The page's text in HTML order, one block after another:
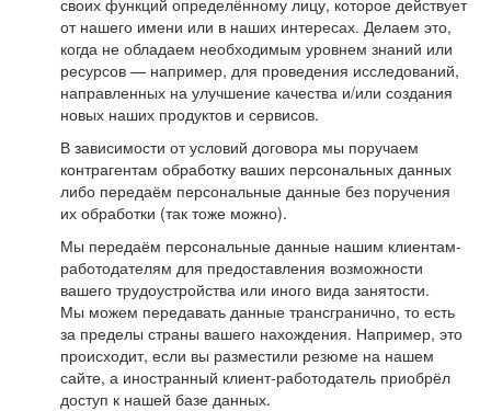
своих функций определённому лицу, которое действует
от нашего имени или в наших интересах. Делаем это,
когда не обладаем необходимым уровнем знаний или
ресурсов — например, для проведения исследований,
направленных на улучшение качества и/или создания
новых наших продуктов и сервисов.
В зависимости от условий договора мы поручаем
контрагентам обработку ваших персональных данных
либо передаём персональные данные без поручения
их обработки (так тоже можно).
Мы передаём персональные данные нашим клиентам-
работодателям для предоставления возможности
вашего трудоустройства или иного вида занятости.
Мы можем передавать данные трансгранично, то есть
за пределы страны вашего нахождения. Например, это
происходит, если вы разместили резюме на нашем
сайте, а иностранный клиент-работодатель приобрёл
доступ к нашей базе данных.